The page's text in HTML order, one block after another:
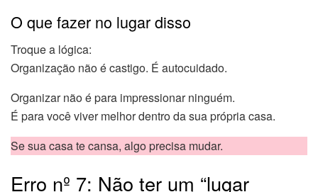
O que fazer no lugar disso
Troque a lógica:
Organização não é castigo. É autocuidado.
Organizar não é para impressionar ninguém.
É para você viver melhor dentro da sua própria casa.
Se sua casa te cansa, algo precisa mudar.
Erro nº 7: Não ter um “lugar